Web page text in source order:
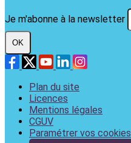
Je m'abonne à la newsletter
OK
Plan du site
Licences
Mentions légales
CGUV
Paramétrer vos cookies